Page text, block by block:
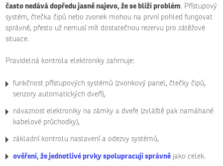
často nedává dopředu jasně najevo, že se blíží problém. Přístupový
systém, čtečka čipů nebo zvonek mohou na první pohled fungovat
správně, přesto už nemusí mít dostatečnou rezervu pro zátěžové
situace.
Pravidelná kontrola elektroniky zahrnuje:
funkčnost přístupových systémů (zvonkový panel, čtečky čipů,
senzory automatických dveří),
návaznost elektroniky na zámky a dveře (zvláště pak namáhané
kabelové průchodky),
základní kontrolu nastavení a odezvy systémů,
ověření, že jednotlivé prvky spolupracují správně jako celek.